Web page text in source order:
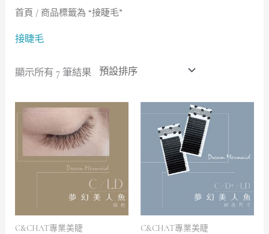
首頁 / 商品標籤為 “接睫毛”
接睫毛
顯示所有 7 筆結果
C&CHAT專業美睫 C&CHAT專業美睫